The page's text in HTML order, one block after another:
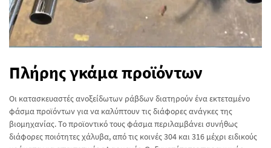
Πλήρης γκάμα προϊόντων
Οι κατασκευαστές ανοξείδωτων ράβδων διατηρούν ένα εκτεταμένο
φάσμα προϊόντων για να καλύπτουν τις διάφορες ανάγκες της
βιομηχανίας. Το προϊοντικό τους φάσμα περιλαμβάνει συνήθως
διάφορες ποιότητες χάλυβα, από τις κοινές 304 και 316 μέχρι ειδικούς